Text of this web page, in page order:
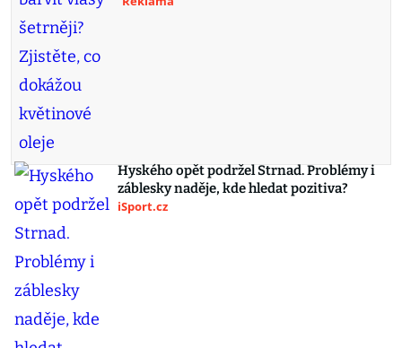
Hyského opět podržel Strnad. Problémy i
záblesky naděje, kde hledat pozitiva?
iSport.cz